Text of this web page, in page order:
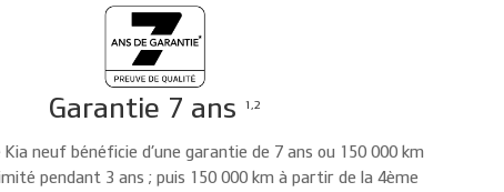
Garantie 7 ans 1,2
Kia neuf bénéficie d’une garantie de 7 ans ou 150 000 km
pendant 3 ans ; puis 150 000 km à partir de la 4ème